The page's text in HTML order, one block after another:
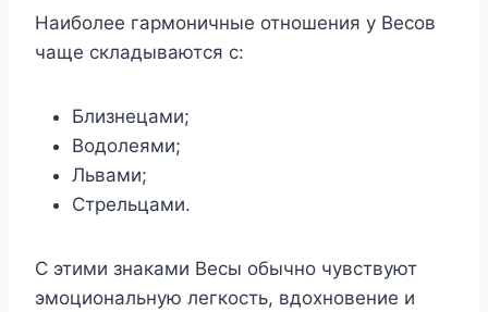
Наиболее гармоничные отношения у Весов
чаще складываются с:
Близнецами;
Водолеями;
Львами;
Стрельцами.
С этими знаками Весы обычно чувствуют
эмоциональную легкость, вдохновение и